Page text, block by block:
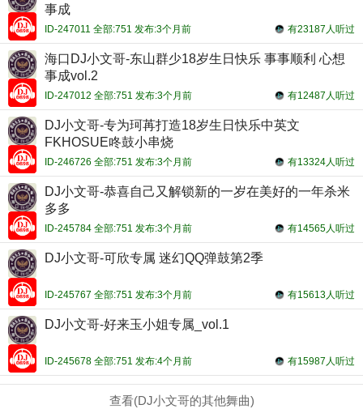
事成
有23187人听过
ID-247011 全部:751 发布:3个月前
海口DJ小文哥-东山群少18岁生日快乐 事事顺利 心想
事成vol.2
有12487人听过
ID-247012 全部:751 发布:3个月前
DJ小文哥-专为珂苒打造18岁生日快乐中英文
FKHOSUE咚鼓小串烧
有13324人听过
ID-246726 全部:751 发布:3个月前
DJ小文哥-恭喜自己又解锁新的一岁在美好的一年杀米
多多
有14565人听过
ID-245784 全部:751 发布:3个月前
DJ小文哥-可欣专属 迷幻QQ弹鼓第2季
有15613人听过
ID-245767 全部:751 发布:3个月前
DJ小文哥-好来玉小姐专属_vol.1
有15987人听过
ID-245678 全部:751 发布:4个月前
查看(DJ小文哥的其他舞曲)